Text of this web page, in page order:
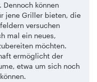
können
jene Griller bieten, die
versuchen
mal ein neues,
möchten.
ermöglicht der
etwa um sich noch